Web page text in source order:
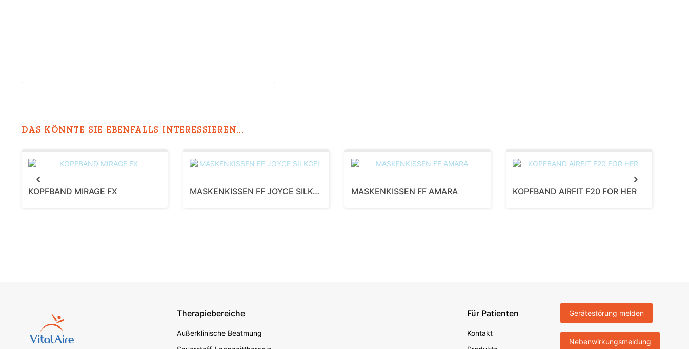
DAS KÖNNTE SIE EBENFALLS INTERESSIEREN...
KOPFBAND MIRAGE FX MASKENKISSEN FF JOYCE SILKGEL MASKENKISSEN FF AMARA KOPFBAND AIRFIT F20 FOR HER
Footer secondary
Therapiebereiche
Außerklinische Beatmung
Für Patienten
Kontakt
Gerätestörung melden
Nebenwirkungsmeldung